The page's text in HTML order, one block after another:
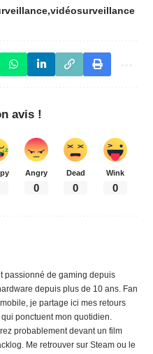
vidéosurveillance
avis !
Angry
0
Dead
0
Wink
0
passionné de gaming depuis
depuis plus de 10 ans. Fan
je partage ici mes retours
ponctuent mon quotidien.
probablement devant un film
Me retrouver sur Steam ou le